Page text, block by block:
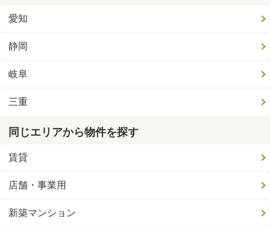
愛知
静岡
岐阜
三重
同じエリアから物件を探す
賃貸
店舗・事業用
新築マンション